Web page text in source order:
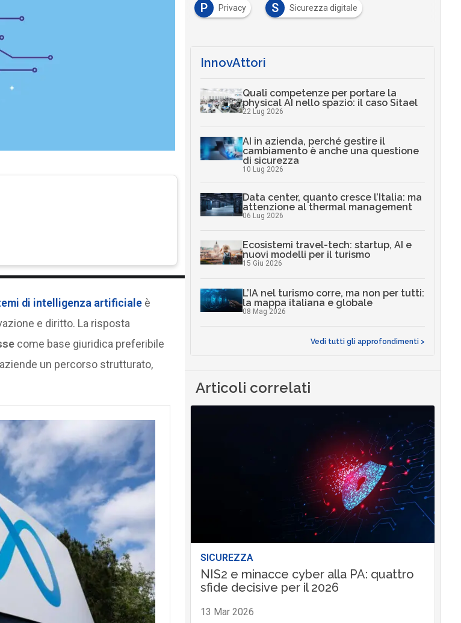
di intelligenza artificiale è
e diritto. La risposta
come base giuridica preferibile
un percorso strutturato,
P
Privacy S Sicurezza digitale
InnovAttori
Quali competenze per portare la
physical AI nello spazio: il caso Sitael
22 Lug 2026
AI in azienda, perché gestire il
cambiamento è anche una questione
di sicurezza
10 Lug 2026
Data center, quanto cresce l’Italia: ma
attenzione al thermal management
06 Lug 2026
Ecosistemi travel-tech: startup, AI e
nuovi modelli per il turismo
15 Giu 2026
L’IA nel turismo corre, ma non per tutti:
la mappa italiana e globale
08 Mag 2026
Vedi tutti gli approfondimenti >
Articoli correlati
SICUREZZA
NIS2 e minacce cyber alla PA: quattro
sfide decisive per il 2026
13 Mar 2026